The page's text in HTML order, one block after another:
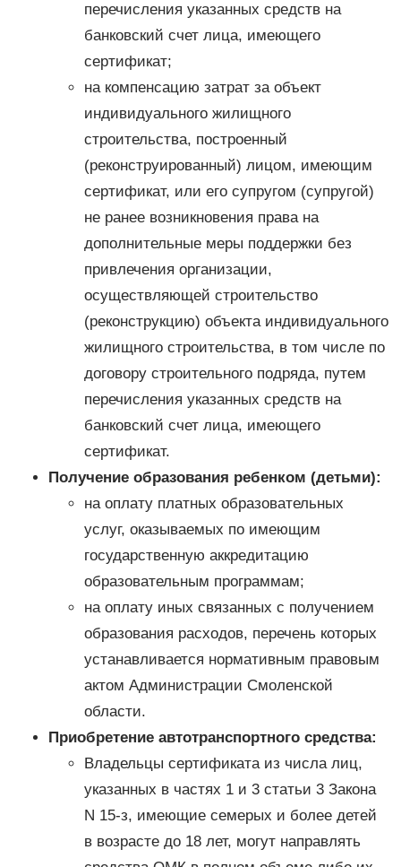
перечисления указанных средств на
банковский счет лица, имеющего
сертификат;
на компенсацию затрат за объект
индивидуального жилищного
строительства, построенный
(реконструированный) лицом, имеющим
сертификат, или его супругом (супругой)
не ранее возникновения права на
дополнительные меры поддержки без
привлечения организации,
осуществляющей строительство
(реконструкцию) объекта индивидуального
жилищного строительства, в том числе по
договору строительного подряда, путем
перечисления указанных средств на
банковский счет лица, имеющего
сертификат.
Получение образования ребенком (детьми):
на оплату платных образовательных
услуг, оказываемых по имеющим
государственную аккредитацию
образовательным программам;
на оплату иных связанных с получением
образования расходов, перечень которых
устанавливается нормативным правовым
актом Администрации Смоленской
области.
Приобретение автотранспортного средства:
Владельцы сертификата из числа лиц,
указанных в частях 1 и 3 статьи 3 Закона
N 15-з, имеющие семерых и более детей
в возрасте до 18 лет, могут направлять